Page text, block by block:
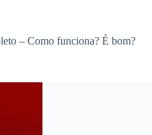
– Como funciona? É bom?